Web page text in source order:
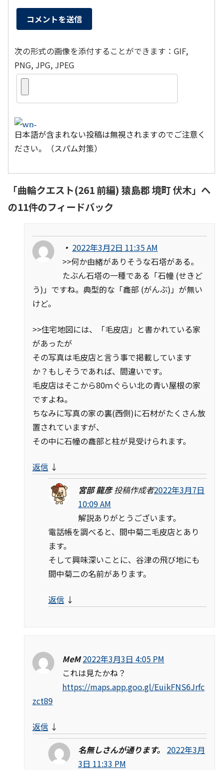
次の形式の画像を添付することができます：GIF,
PNG, JPG, JPEG
日本語が含まれない投稿は無視されますのでご注意く
ださい。（スパム対策）
「曲輪クエスト(261 前編) 猿島郡 境町 伏木」へ
の11件のフィードバック
・ 2022年3月2日 11:35 AM
>>何か由緒がありそうな石塔がある。
たぶん石塔の一種である「石幢 (せきど
う)」ですね。典型的な「龕部 (がんぶ)」が無い
けど。
>>住宅地図には、「毛皮店」と書かれている家
があったが
その写真は毛皮店と言う事で掲載しています
か？もしそうであれば、間違いです。
毛皮店はそこから80ｍぐらい北の青い屋根の家
ですよね。
ちなみに写真の家の裏(西側)に石材がたくさん放
置されていますが、
その中に石幢の龕部と柱が見受けられます。
返信 ↓
宮部 龍彦 投稿作成者2022年3月7日
10:09 AM
解説ありがとうございます。
電話帳を調べると、間中菊二毛皮店とあり
ます。
そして興味深いことに、谷津の飛び地にも
間中菊二の名前があります。
返信 ↓
MeM 2022年3月3日 4:05 PM
これは見たかね？
https://maps.app.goo.gl/EuikFNS6Jrfc
zct89
返信 ↓
名無しさんが通ります。
2022年3月
3日 11:33 PM